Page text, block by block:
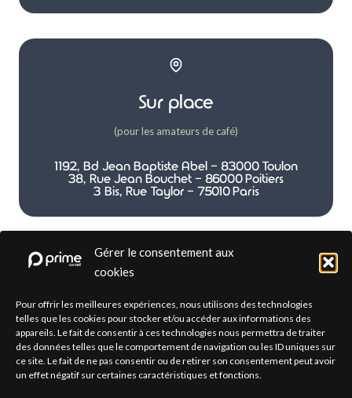
Gérer le consentement aux
cookies
Pour offrir les meilleures expériences, nous utilisons des technologies
telles que les cookies pour stocker et/ou accéder aux informations des
appareils. Le fait de consentir à ces technologies nous permettra de traiter
des données telles que le comportement de navigation ou les ID uniques sur
ce site. Le fait de ne pas consentir ou de retirer son consentement peut avoir
un effet négatif sur certaines caractéristiques et fonctions.
Sur place
(pour les amateurs de café)
1192, Bd Jean Baptiste Abel - 83000 Toulon
38, Rue Jean Bouchet - 86000 Poitiers
3 Bis, Rue Taylor - 75010 Paris
Par téléphone
(pour les plus directs)
(+33) 04 12 33 31 01